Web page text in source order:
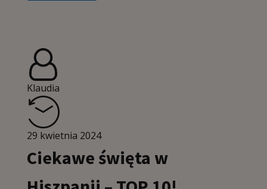
Klaudia
29 kwietnia 2024
Ciekawe święta w